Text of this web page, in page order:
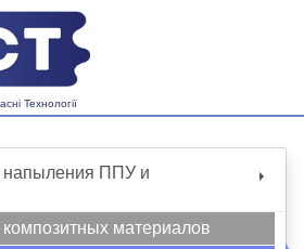
Технології
напыления ППУ и
материалов